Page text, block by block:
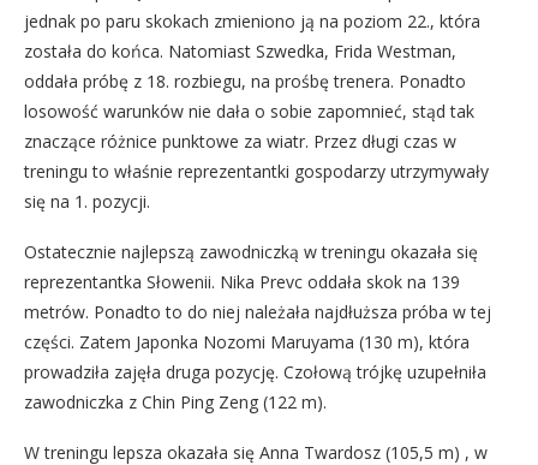
jednak po paru skokach zmieniono ją na poziom 22., która
została do końca. Natomiast Szwedka, Frida Westman,
oddała próbę z 18. rozbiegu, na prośbę trenera. Ponadto
losowość warunków nie dała o sobie zapomnieć, stąd tak
znaczące różnice punktowe za wiatr. Przez długi czas w
treningu to właśnie reprezentantki gospodarzy utrzymywały
się na 1. pozycji.
Ostatecznie najlepszą zawodniczką w treningu okazała się
reprezentantka Słowenii. Nika Prevc oddała skok na 139
metrów. Ponadto to do niej należała najdłuższa próba w tej
części. Zatem Japonka Nozomi Maruyama (130 m), która
prowadziła zajęła druga pozycję. Czołową trójkę uzupełniła
zawodniczka z Chin Ping Zeng (122 m).
W treningu lepsza okazała się Anna Twardosz (105,5 m) , w